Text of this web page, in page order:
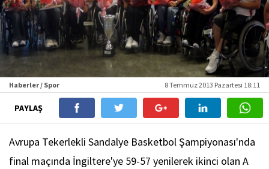
Haberler / Spor 8 Temmuz 2013 Pazartesi 18:11
PAYLAŞ
Avrupa Tekerlekli Sandalye Basketbol Şampiyonası'nda
final maçında İngiltere'ye 59-57 yenilerek ikinci olan A